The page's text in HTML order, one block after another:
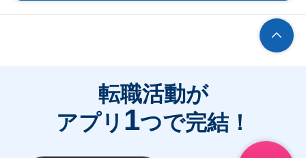
転職活動が
アプリ 1つで完結！